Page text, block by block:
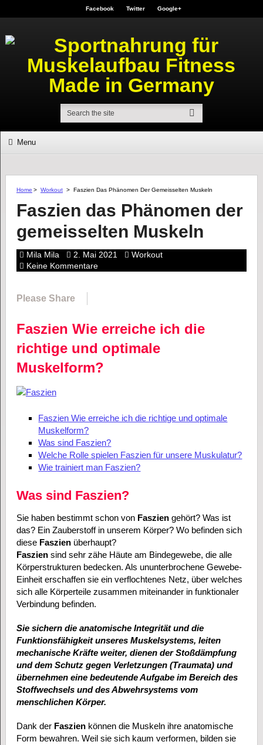
Facebook Twitter Google+
Menu
Home > Workout > Faszien Das Phänomen Der Gemeisselten Muskeln
Faszien das Phänomen der
gemeisselten Muskeln
Mila Mila 2. Mai 2021
Workout
Keine Kommentare
Please Share
Faszien Wie erreiche ich die
richtige und optimale
Muskelform?
Faszien Wie erreiche ich die richtige und optimale
Muskelform?
Was sind Faszien?
Welche Rolle spielen Faszien für unsere Muskulatur?
Wie trainiert man Faszien?
Was sind Faszien?
Sie haben bestimmt schon von Fasziengehört? Was ist
das? Ein Zauberstoff in unserem Körper? Wo befinden sich
diese Faszienüberhaupt?
Fasziensind sehr zähe Häute am Bindegewebe, die alle
Körperstrukturen bedecken. Als ununterbrochene Gewebe-
Einheit erschaffen sie ein verflochtenes Netz, über welches
sich alle Körperteile zusammen miteinander in funktionaler
Verbindung befinden.
Sie sichern die anatomische Integrität und die
Funktionsfähigkeit unseres Muskelsystems, leiten
mechanische Kräfte weiter, dienen der Stoßdämpfung
und dem Schutz gegen Verletzungen (Traumata) und
übernehmen eine bedeutende Aufgabe im Bereich des
Stoffwechsels und des Abwehrsystems vom
menschlichen Körper.
Dank der Faszienkönnen die Muskeln ihre anatomische
Form bewahren. Weil sie sich kaum verformen, bilden sie